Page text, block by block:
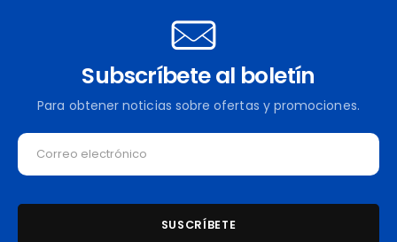
Subscríbete al boletín
Para obtener noticias sobre ofertas y promociones.